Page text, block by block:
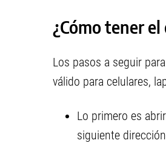
¿Cómo tener
Los pasos a seguir
válido para celulares,
Lo primero es
siguiente